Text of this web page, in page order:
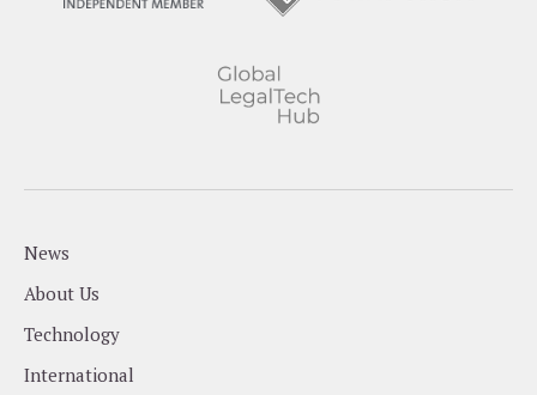
News
About Us
Technology
International